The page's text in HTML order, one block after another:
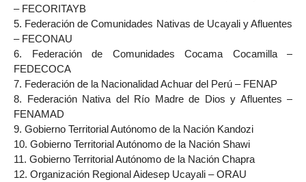
– FECORITAYB
5. Federación de Comunidades Nativas de Ucayali y Afluentes
– FECONAU
6. Federación de Comunidades Cocama Cocamilla –
FEDECOCA
7. Federación de la Nacionalidad Achuar del Perú – FENAP
8. Federación Nativa del Río Madre de Dios y Afluentes –
FENAMAD
9. Gobierno Territorial Autónomo de la Nación Kandozi
10. Gobierno Territorial Autónomo de la Nación Shawi
11. Gobierno Territorial Autónomo de la Nación Chapra
12. Organización Regional Aidesep Ucayali – ORAU